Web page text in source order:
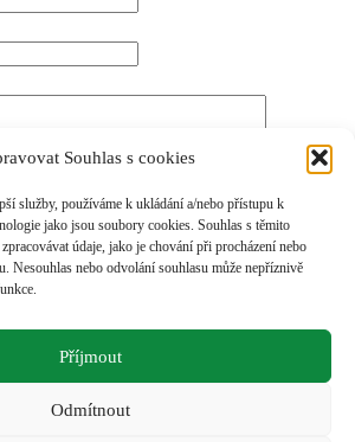
Souhlas s cookies
služby, používáme k ukládání a/nebo přístupu k
jako jsou soubory cookies. Souhlas s těmito
údaje, jako je chování při procházení nebo
Nesouhlas nebo odvolání souhlasu může nepříznivě
Příjmout
Odmítnout